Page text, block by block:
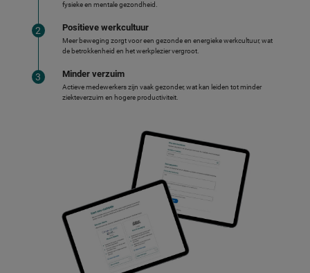
fysieke en mentale gezondheid.
Positieve werkcultuur
Meer beweging zorgt voor een gezonde en energieke werkcultuur, wat
de betrokkenheid en het werkplezier vergroot.
Minder verzuim
Actieve medewerkers zijn vaak gezonder, wat kan leiden tot minder
ziekteverzuim en hogere productiviteit.